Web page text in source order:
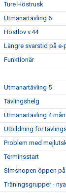
Ture Höstrusk
Utmanartävling 6
Höstlov v.44
Längre svarstid på e-
Funktionär
Utmanartävling 5
Tävlingshelg
Utmanartävling 4
Utbildning för
Problem med
Terminsstart
Simshopen öppen
Träningsgrupper -